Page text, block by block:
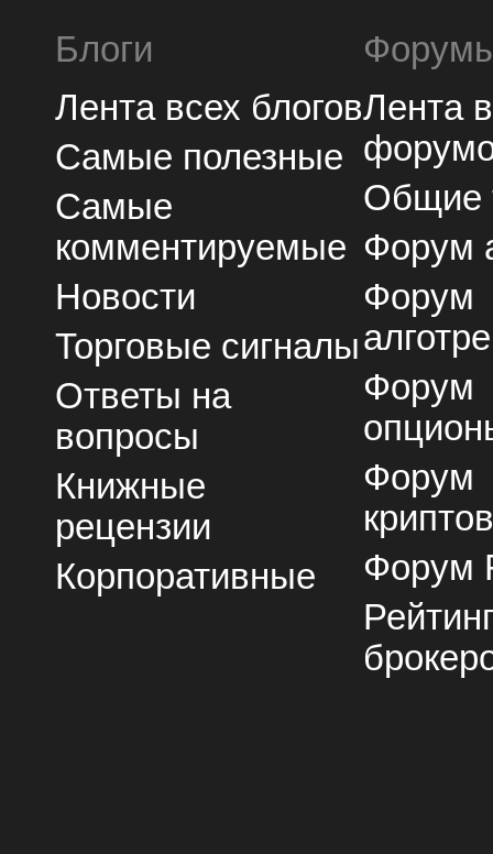
Блоги
Лента всех блогов
Самые полезные
Самые
комментируемые
Новости
Торговые сигналы
Ответы на
вопросы
Книжные
рецензии
Корпоративные
Лента
Общие
Форум
Форум
Форум
Форум
Форум